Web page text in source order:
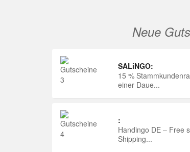
Neue
SALiNGO:
15 %
einer Daue...
:
Handingo DE – Free
Shipping...